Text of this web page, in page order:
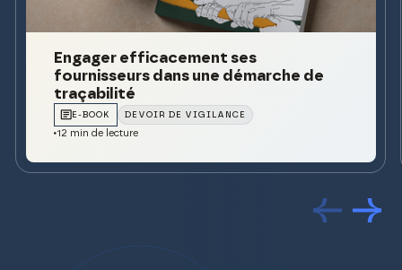
Engager efficacement ses
fournisseurs dans une démarche de
traçabilité
E-BOOK DEVOIR DE VIGILANCE
12 min de lecture